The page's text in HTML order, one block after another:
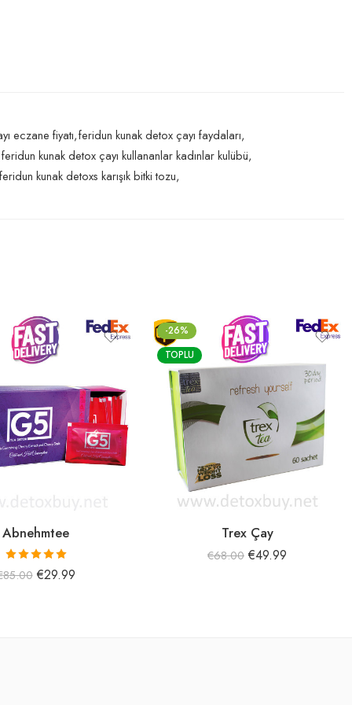
eczane fiyatı,feridun kunak detox çayı faydaları,
feridun kunak detox çayı kullananlar kadınlar kulübü,
feridun kunak detoxs karışık bitki tozu,
-26%
49.99
-70%